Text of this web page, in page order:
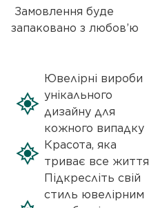
Замовлення буде
запаковано з любов’ю
Ювелірні вироби
унікального
дизайну для
кожного випадку
Красота, яка
триває все життя
Підкресліть свій
стиль ювелірним